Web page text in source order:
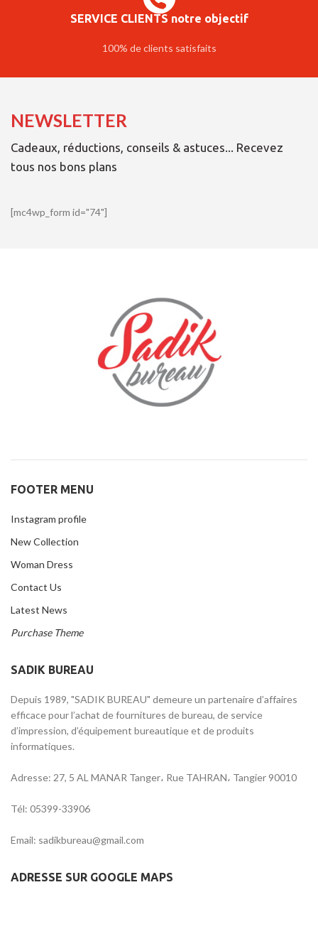
SERVICE CLIENTS notre objectif
100% de clients satisfaits
NEWSLETTER
Cadeaux, réductions, conseils & astuces... Recevez
tous nos bons plans
[mc4wp_form id="74"]
FOOTER MENU
Instagram profile
New Collection
Woman Dress
Contact Us
Latest News
Purchase Theme
SADIK BUREAU
Depuis 1989, "SADIK BUREAU" demeure un partenaire d’affaires
efficace pour l’achat de fournitures de bureau, de service
d’impression, d’équipement bureautique et de produits
informatiques.
Adresse: 27, 5 AL MANAR Tanger، Rue TAHRAN، Tangier 90010
Tél: 05399-33906
Email: sadikbureau@gmail.com
ADRESSE SUR GOOGLE MAPS